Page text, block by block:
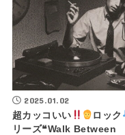
2025.01.02
超カッコいい
ロック
リーズ❝Walk Between